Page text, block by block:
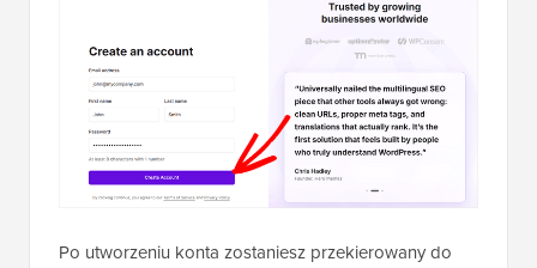
Po utworzeniu konta zostaniesz przekierowany do